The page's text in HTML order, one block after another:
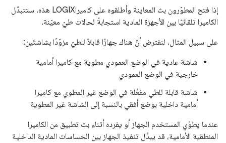
إذا فتح المطوّرون بث المعاينة وأطلقوه على كاميراLOGIX هذه، ستتبدّل
الكاميرا تلقائيًا بين الأجهزة المادية استجابةً لحالات طيّ معيّنة.
على سبيل المثال، لنفترض أنّ هناك جهازًا قابلاً للطيّ مزوّدًا بشاشتَين:
شاشة عادية في الوضع العمودي مطوية مع كاميرا أمامية
خارجية في الوضع العمودي
شاشة قابلة للطي مفعَّلة في الوضع غير المطوي مع كاميرا
أمامية داخلية بوضع أفقي بالنسبة إلى الشاشة غير المطوية
عندما يطوّي المستخدم الجهاز أو يفرده أثناء بث تطبيق من الكاميرا
المنطقية الأمامية، قد يبدِّل تنفيذ الجهاز بين الحساسات المادية الداخلية